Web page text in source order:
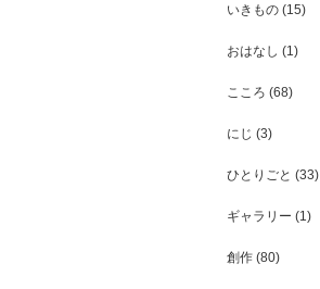
いきもの (15)
おはなし (1)
こころ (68)
にじ (3)
ひとりごと (33)
ギャラリー (1)
創作 (80)